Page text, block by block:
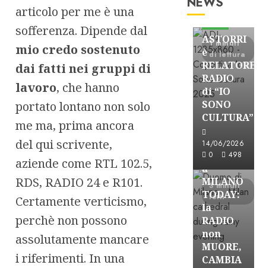
articolo per me è una
sofferenza. Dipende dal
mio credo sostenuto
dai fatti nei gruppi di
lavoro, che hanno
portato lontano non solo
me ma, prima ancora
del qui scrivente,
aziende come RTL 102.5,
RDS, RADIO 24 e R101.
Certamente verticismo,
perchè non possono
assolutamente mancare
i riferimenti. In una
1 minuti
di lettura
Astorri News
ASTORRI
è
RELATORE
RADIO
di “IO
SONO
CULTURA”
14/06/2026
0
498
3 minuti
letti
FREE
ASTORRI
a
MILANO
TODAY:
la
RADIO
non
MUORE,
CAMBIA